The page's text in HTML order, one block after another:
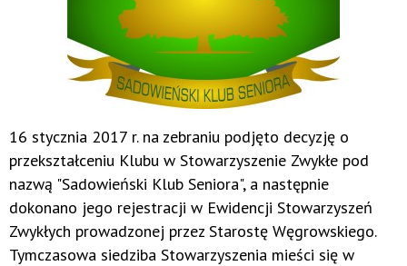
16 stycznia 2017 r. na zebraniu podjęto decyzję o
przekształceniu Klubu w Stowarzyszenie Zwykłe pod
nazwą "Sadowieński Klub Seniora", a następnie
dokonano jego rejestracji w Ewidencji Stowarzyszeń
Zwykłych prowadzonej przez Starostę Węgrowskiego.
Tymczasowa siedziba Stowarzyszenia mieści się w